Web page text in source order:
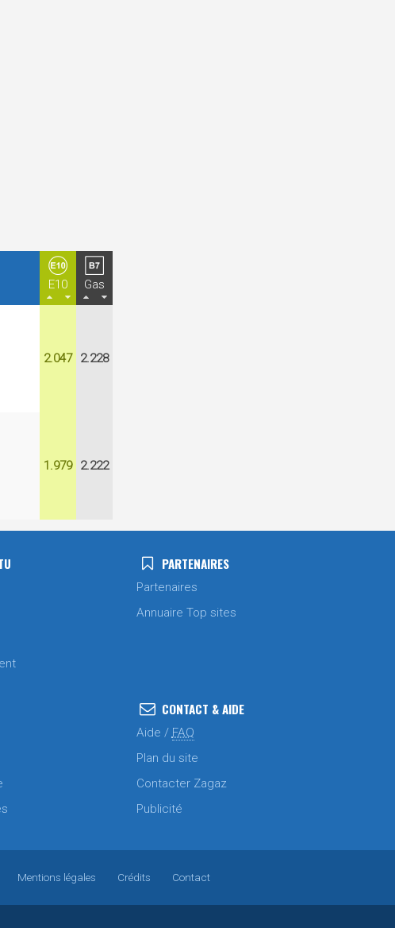
E10
Gas
2.047 2.228
1.979 2.222
PARTENAIRES
Partenaires
Annuaire Top sites
CONTACT & AIDE
Aide / FAQ
Plan du site
Contacter Zagaz
Publicité
Mentions légales Crédits Contact